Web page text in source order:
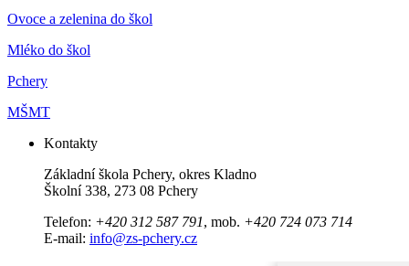
Ovoce a zelenina do škol
Mléko do škol
Pchery
MŠMT
Kontakty
Základní škola Pchery, okres Kladno
Školní 338, 273 08 Pchery
Telefon: +420 312 587 791, mob. +420 724 073 714
E-mail: info@zs-pchery.cz